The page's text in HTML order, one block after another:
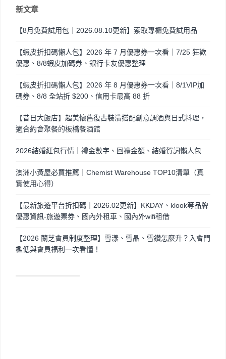
新文章
【8月免費試用包｜2026.08.10更新】索取專櫃免費試用品
【蝦皮折扣碼懶人包】2026 年 7 月優惠券一次看｜7/25 狂歡
優惠、8/8蝦皮加碼券、銀行卡友優惠整理
【蝦皮折扣碼懶人包】2026 年 8 月優惠券一次看｜8/1VIP加
碼券、8/8 全站折 $200、信用卡最高 88 折
【昔日大飯店】超美懷舊復古裝潢搭配創意調酒與日式料理，
適合約會聚餐的板橋餐酒館
2026結婚紅包行情｜禮金數字、回禮金額、結婚賀詞懶人包
澳洲小黃屋必買推薦｜Chemist Warehouse TOP10清單（真
實使用心得）
【最新旅遊平台折扣碼｜2026.02更新】KKDAY、klook等品牌
優惠資訊-旅遊票券、國內外租車、國內外wifi租借
【2026 蘭芝會員制度整理】雪漾、雪晶、雪鑽怎麼升？入會門
檻低與會員福利一次看懂！